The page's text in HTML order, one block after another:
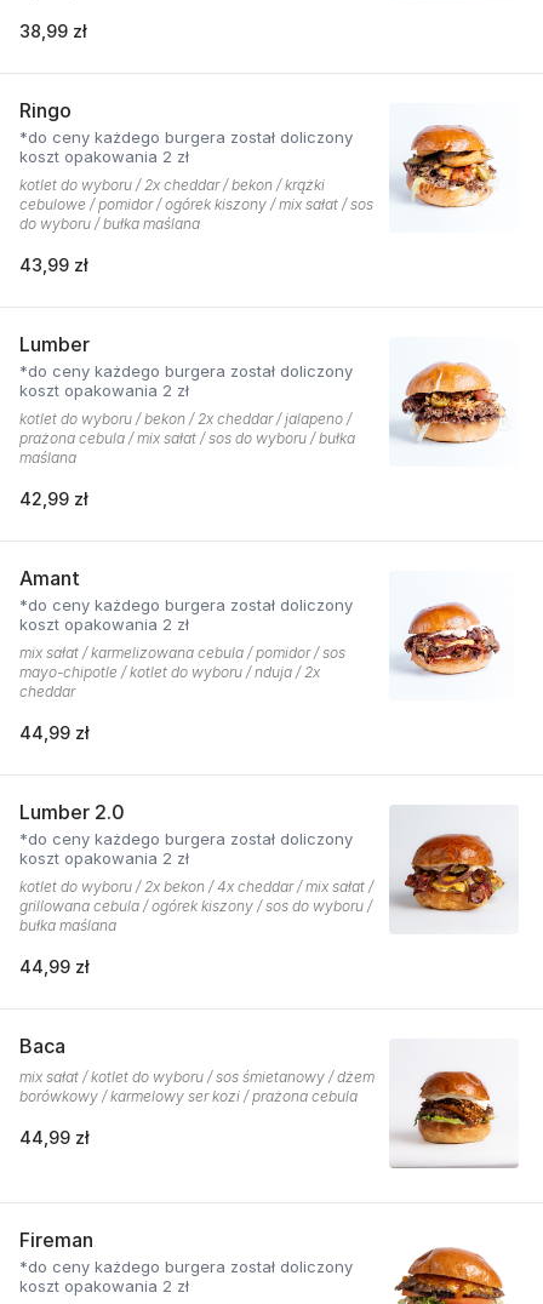
38,99 zł
Ringo
*do ceny każdego burgera został doliczony
koszt opakowania 2 zł
kotlet do wyboru / 2x cheddar / bekon / krążki
cebulowe / pomidor / ogórek kiszony / mix sałat / sos
do wyboru / bułka maślana
43,99 zł
Lumber
*do ceny każdego burgera został doliczony
koszt opakowania 2 zł
kotlet do wyboru / bekon / 2x cheddar / jalapeno /
prażona cebula / mix sałat / sos do wyboru / bułka
maślana
42,99 zł
Amant
*do ceny każdego burgera został doliczony
koszt opakowania 2 zł
mix sałat / karmelizowana cebula / pomidor / sos
mayo-chipotle / kotlet do wyboru / nduja / 2x
cheddar
44,99 zł
Lumber 2.0
*do ceny każdego burgera został doliczony
koszt opakowania 2 zł
kotlet do wyboru / 2x bekon / 4x cheddar / mix sałat /
grillowana cebula / ogórek kiszony / sos do wyboru /
bułka maślana
44,99 zł
Baca
mix sałat / kotlet do wyboru / sos śmietanowy / dżem
borówkowy / karmelowy ser kozi / prażona cebula
44,99 zł
Fireman
*do ceny każdego burgera został doliczony
koszt opakowania 2 zł